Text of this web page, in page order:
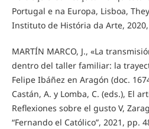
Portugal e na Europa, Lisboa,
Instituto de História da Arte,
MARTÍN MARCO, J., «La
dentro del taller familiar: la
Felipe Ibáñez en Aragón (doc.
Castán, A. y Lomba, C. (eds.), El
Reflexiones sobre el gusto V,
“Fernando el Católico”, 2021, pp.